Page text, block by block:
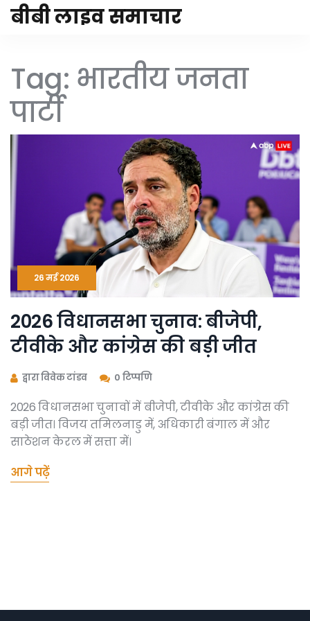
बीबी लाइव समाचार
Tag: भारतीय जनता
पार्टी
26 मई 2026
2026 विधानसभा चुनाव: बीजेपी,
टीवीके और कांग्रेस की बड़ी जीत
द्वारा विवेक टांडव 0 टिप्पणि
2026 विधानसभा चुनावों में बीजेपी, टीवीके और कांग्रेस की
बड़ी जीत। विजय तमिलनाडु में, अधिकारी बंगाल में और
साठेशन केरल में सत्ता में।
आगे पढ़ें